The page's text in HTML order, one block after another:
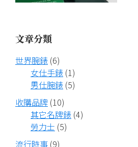
文章分類
世界腕錶 (6)
女仕手錶 (1)
男仕腕錶 (5)
收購品牌 (10)
其它名牌錶 (4)
勞力士 (5)
流行時事 (9)